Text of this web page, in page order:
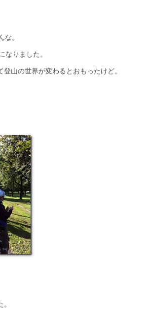
。
りました。
山の世界が変わるとおもったけど。